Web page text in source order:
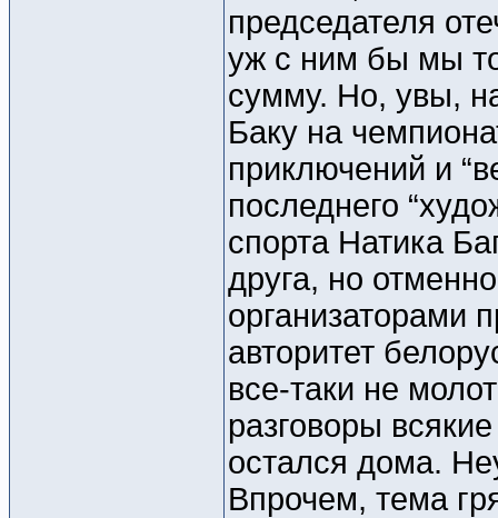
председателя
уж с ним бы мы
сумму. Но, увы,
Баку на
приключений и
последнего
спорта Натика
друга, но
организаторами
авторитет
все-таки не
разговоры
остался дома.
Впрочем, тема